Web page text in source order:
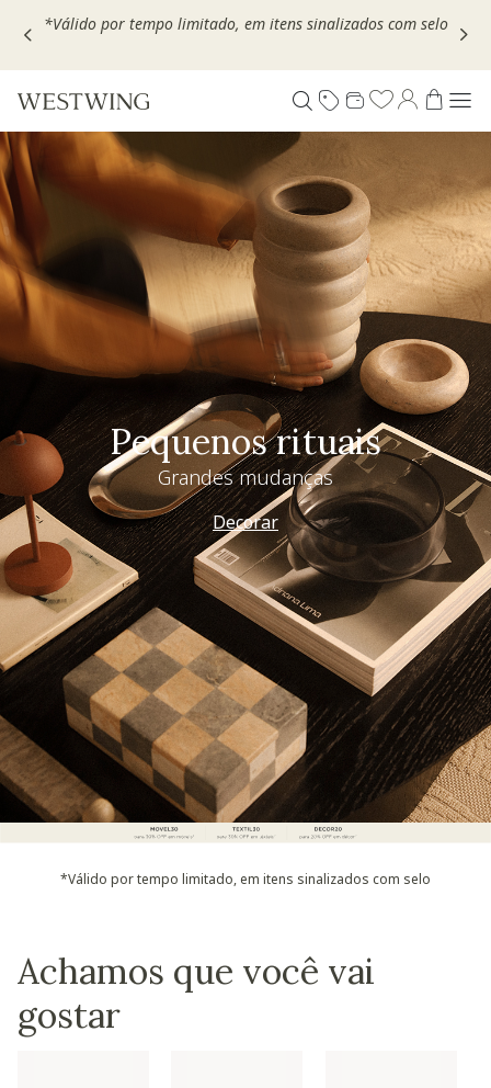
Escolha seu VOUCHER e ganhe até 30% OFF*: useMOVEL30,
Pequenos rituais
Grandes mudanças
Decorar
*Válido por tempo limitado, em itens sinalizados com selo
Achamos que você vai
gostar